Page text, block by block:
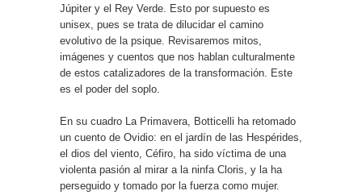
Júpiter y el Rey Verde. Esto por supuesto es
unisex, pues se trata de dilucidar el camino
evolutivo de la psique. Revisaremos mitos,
imágenes y cuentos que nos hablan culturalmente
de estos catalizadores de la transformación. Este
es el poder del soplo.
En su cuadro La Primavera, Botticelli ha retomado
un cuento de Ovidio: en el jardín de las Hespérides,
el dios del viento, Céfiro, ha sido víctima de una
violenta pasión al mirar a la ninfa Cloris, y la ha
perseguido y tomado por la fuerza como mujer.